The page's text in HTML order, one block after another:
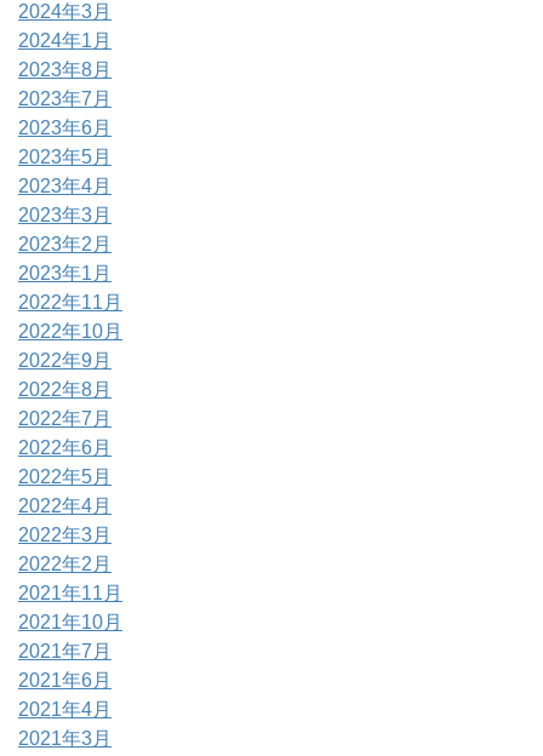
2024年3月
2024年1月
2023年8月
2023年7月
2023年6月
2023年5月
2023年4月
2023年3月
2023年2月
2023年1月
2022年11月
2022年10月
2022年9月
2022年8月
2022年7月
2022年6月
2022年5月
2022年4月
2022年3月
2022年2月
2021年11月
2021年10月
2021年7月
2021年6月
2021年4月
2021年3月